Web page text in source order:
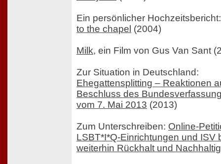
Ein persönlicher
to the chapel (2004)
Milk, ein Film von Gus Van Sant
Zur Situation in Deutschland:
Ehegattensplitting – Reaktionen
Beschluss des
vom 7. Mai 2013 (2013)
Zum Unterschreiben: Online-
LSBT*I*Q-Einrichtungen und ISV
weiterhin Rückhalt und